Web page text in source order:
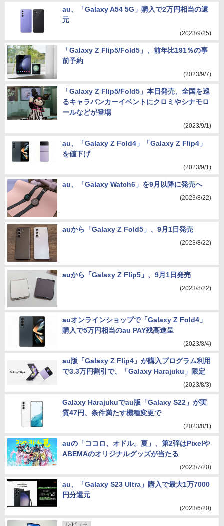
au、「Galaxy A54 5G」購入で2万円相当の還
元
(2023/9/25)
「Galaxy Z Flip5/Fold5」、前年比191％の事
前予約
(2023/9/7)
「Galaxy Z Flip5/Fold5」本日発売、全国を巡
るキャラバンカーイベントにクロミやシナモロ
ールなどが登場
(2023/9/1)
au、「Galaxy Z Fold4」「Galaxy Z Flip4」
を値下げ
(2023/9/1)
au、「Galaxy Watch6」を9月以降に発売へ
(2023/8/22)
auから「Galaxy Z Fold5」、9月1日発売
(2023/8/22)
auから「Galaxy Z Flip5」、9月1日発売
(2023/8/22)
auオンラインショップで「Galaxy Z Fold4」
購入で5万円相当のau PAY残高進呈
(2023/8/4)
au版「Galaxy Z Flip4」が購入プログラム利用
で3.3万円割引で、「Galaxy Harajuku」限定
(2023/8/3)
Galaxy Harajukuでau版「Galaxy S22」が実
質47円、条件満たす機種変更で
(2023/8/1)
auの「ココロ、オドル。夏」、第2弾はPixelや
ABEMAのオリジナルグッズが当たる
(2023/7/20)
au、「Galaxy S23 Ultra」購入で最大1万7000
円分還元
(2023/6/20)
レビュー